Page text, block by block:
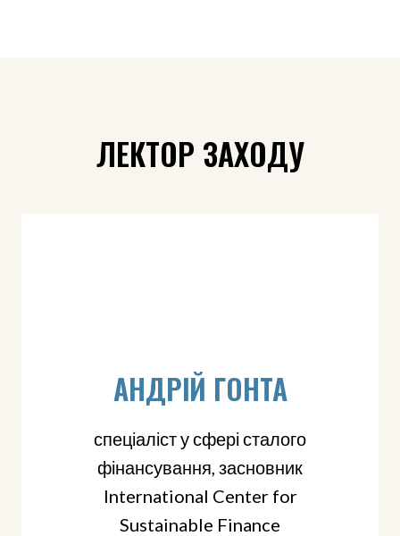
ЛЕКТОР ЗАХОДУ
АНДРІЙ ГОНТА
спеціаліст у сфері сталого
фінансування, засновник
International Center for
Sustainable Finance